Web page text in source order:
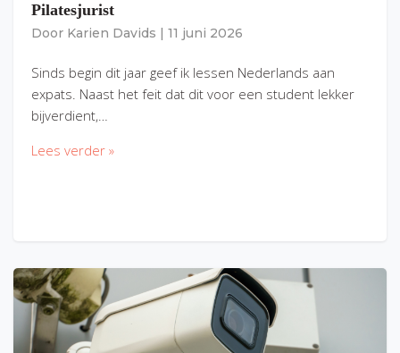
Pilatesjurist
Door Karien Davids 11 juni 2026
Sinds begin dit jaar geef ik lessen Nederlands aan
expats. Naast het feit dat dit voor een student lekker
bijverdient,…
Lees verder »